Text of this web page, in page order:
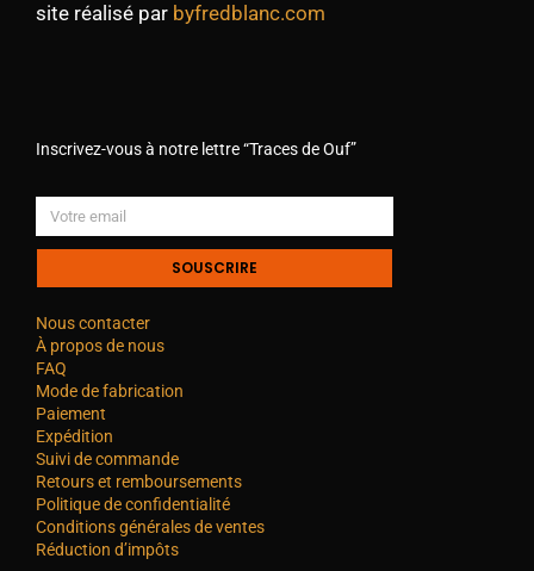
site réalisé par byfredblanc.com
Inscrivez-vous à notre lettre “Traces de Ouf”
SOUSCRIRE
Nous contacter
À propos de nous
FAQ
Mode de fabrication
Paiement
Expédition
Suivi de commande
Retours et remboursements
Politique de confidentialité
Conditions générales de ventes
Réduction d’impôts